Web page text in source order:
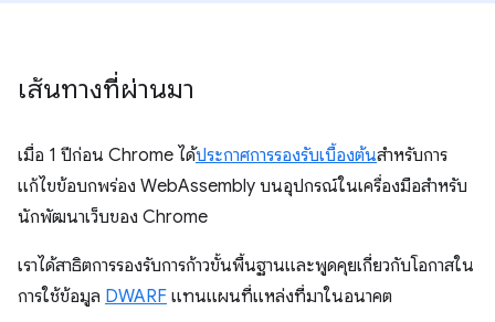
เส้นทางที่ผ่านมา
เมื่อ 1 ปีก่อน Chrome ได้ประกาศการรองรับเบื้องต้นสำหรับการ
แก้ไขข้อบกพร่อง WebAssembly บนอุปกรณ์ในเครื่องมือสำหรับ
นักพัฒนาเว็บของ Chrome
เราได้สาธิตการรองรับการก้าวขั้นพื้นฐานและพูดคุยเกี่ยวกับโอกาสใน
การใช้ข้อมูล DWARF แทนแผนที่แหล่งที่มาในอนาคต